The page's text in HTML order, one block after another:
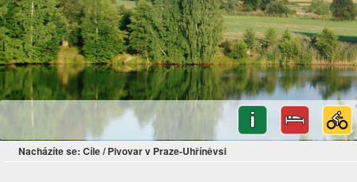
Nacházíte se: Cíle/ Pivovar v Praze-Uhříněvsi